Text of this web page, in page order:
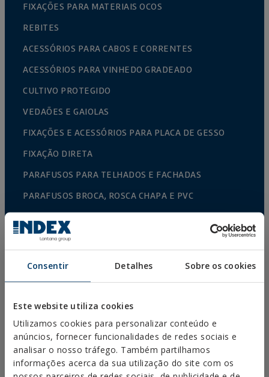
Consentir Detalhes Sobre os cookies
Este website utiliza cookies
Utilizamos cookies para personalizar conteúdo e
anúncios, fornecer funcionalidades de redes sociais e
analisar o nosso tráfego. Também partilhamos
informações acerca da sua utilização do site com os
FIXAÇÕES PARA MATERIAIS OCOS
REBITES
ACESSÓRIOS PARA CABOS E CORRENTES
ACESSÓRIOS PARA VINHEDO GRADEADO
CULTIVO PROTEGIDO
VEDAÕES E GAIOLAS
FIXAÇÕES E ACESSÓRIOS PARA PLACA DE GESSO
FIXAÇÃO DIRETA
PARAFUSOS PARA TELHADOS E FACHADAS
PARAFUSOS BROCA, ROSCA CHAPA E PVC
ESCÁPULAS, PITÕES/CAMARÕES E PONTAS
PARAFUSOS NORMALIZADOS
BROCAS, PONTAS E ACESSÓRIOS
ABRAÇADEIRAS METÁLICAS PESADAS
ABRAÇADEIRAS METÁLICAS LEVES
SISTEMAS DE PROTEÇÃO CONTRA INCÊNDIOS